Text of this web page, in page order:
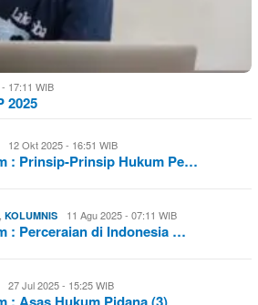
17:11 WIB
2025
12 Okt 2025 - 16:51 WIB
: Prinsip-Prinsip Hukum Pe…
, KOLUMNIS 11 Agu 2025 - 07:11 WIB
: Perceraian di Indonesia …
27 Jul 2025 - 15:25 WIB